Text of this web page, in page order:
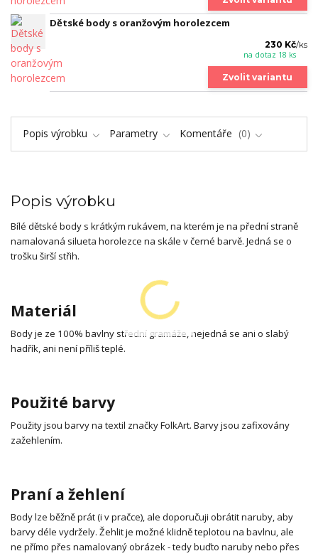
Dětské body s oranžovým horolezcem
230 Kč/ks
na dotaz 18 ks
Zvolit variantu
Popis výrobku Parametry Komentáře 0
Popis výrobku
Bílé dětské body s krátkým rukávem, na kterém je na přední straně
namalovaná silueta horolezce na skále v černé barvě. Jedná se o
trošku širší střih.
Materiál
Body je ze 100% bavlny střední gramáže, nejedná se ani o slabý
hadřík, ani není příliš teplé.
Použité barvy
Použity jsou barvy na textil značky FolkArt. Barvy jsou zafixovány
zažehlením.
Praní a žehlení
Body lze běžně prát (i v pračce), ale doporučuji obrátit naruby, aby
barvy déle vydržely. Žehlit je možné klidně teplotou na bavlnu, ale
ne přímo přes namalovaný obrázek - tedy buďto naruby nebo přes